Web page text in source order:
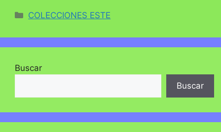
Categorías
COLECCIONES ESTE
Buscar
Buscar